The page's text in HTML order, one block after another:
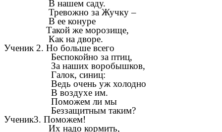
В нашем саду.
Тревожно за Жучку –
В ее конуре
Такой же морозище,
Как на дворе.
Ученик 2. Но больше всего
Беспокойно за птиц,
За наших воробышков,
Галок, синиц:
Ведь очень уж холодно
В воздухе им.
Поможем ли мы
Беззащитным таким?
Ученик3. Поможем!
Их надо кормить,